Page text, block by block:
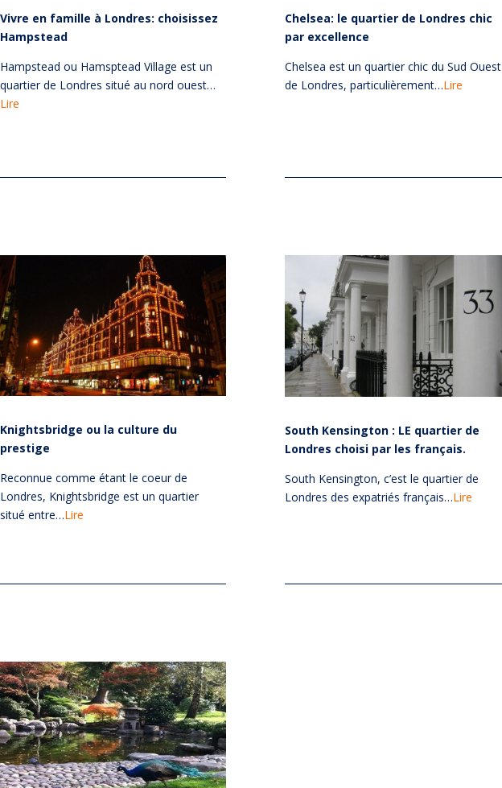
Vivre en famille à Londres: choisissez
Hampstead
Hampstead ou Hamsptead Village est un
quartier de Londres situé au nord ouest…
Lire
Chelsea: le quartier de Londres chic
par excellence
Chelsea est un quartier chic du Sud Ouest
de Londres, particulièrement…Lire
Knightsbridge ou la culture du
prestige
Reconnue comme étant le coeur de
Londres, Knightsbridge est un quartier
situé entre…Lire
South Kensington : LE quartier de
Londres choisi par les français.
South Kensington, c’est le quartier de
Londres des expatriés français…Lire